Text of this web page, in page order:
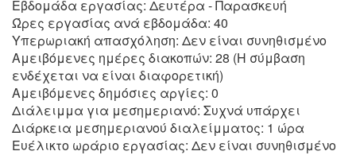
Εβδομάδα εργασίας: Δευτέρα - Παρασκευή
Ώρες εργασίας ανά εβδομάδα: 40
Υπερωριακή απασχόληση: Δεν είναι συνηθισμένο
Αμειβόμενες ημέρες διακοπών: 28 (Η σύμβαση
ενδέχεται να είναι διαφορετική)
Αμειβόμενες δημόσιες αργίες: 0
Διάλειμμα για μεσημεριανό: Συχνά υπάρχει
Διάρκεια μεσημεριανού διαλείμματος: 1 ώρα
Ευέλικτο ωράριο εργασίας: Δεν είναι συνηθισμένο